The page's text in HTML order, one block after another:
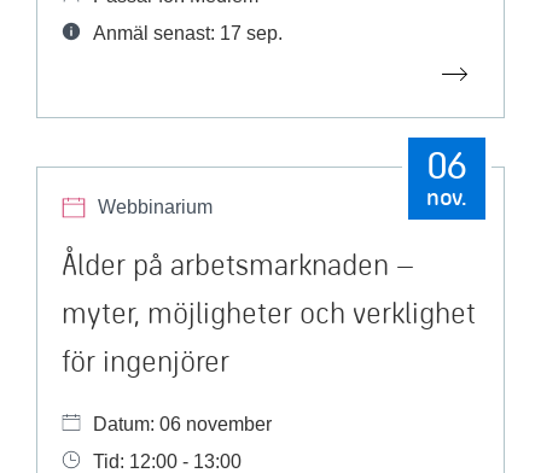
Anmäl senast: 17 sep.
Webbinarium
06
nov.
Ålder på arbetsmarknaden –
myter, möjligheter och verklighet
för ingenjörer
Datum: 06 november
Tid: 12:00 - 13:00